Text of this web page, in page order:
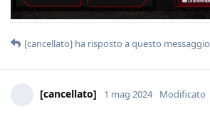
[cancellato] ha risposto a questo messaggio
[cancellato] 1 mag 2024 Modificato